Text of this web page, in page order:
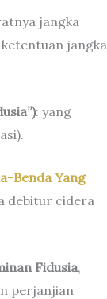
jangka
jangka
: yang
Benda Yang
debitur cidera
Fidusia,
perjanjian